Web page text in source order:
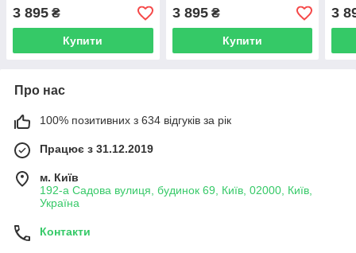
3 895 ₴
Купити
3 895₴
Купити
3
Про нас
100% позитивних з 634 відгуків за рік
Працює з 31.12.2019
м. Київ
192-а Садова вулиця, будинок 69, Київ, 02000, Київ,
Україна
Контакти